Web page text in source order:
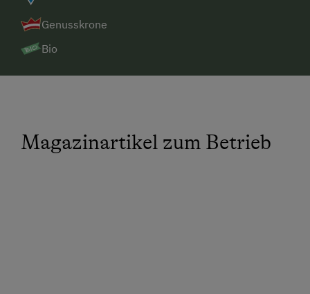
Genusskrone
Bio
Magazinartikel zum Betrieb